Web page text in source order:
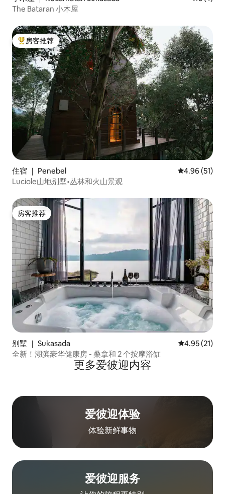
The Bataran 小木屋
热门「房客推荐」
房客推荐
住宿 ｜ Penebel 平均评分
4.96 (51)
Luciole山地别墅•丛林和火山景观
房客推荐
房客推荐
别墅 ｜ Sukasada 平均评分
4.95 (21)
全新！湖滨豪华健康房 - 桑拿和 2 个按摩浴缸
更多爱彼迎内容
爱彼迎体验
体验新鲜事物
爱彼迎服务